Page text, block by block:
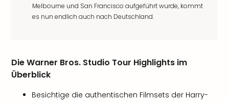
Melbourne und San Francisco aufgeführt wurde, kommt
es nun endlich auch nach Deutschland.
Die Warner Bros. Studio Tour Highlights im
Überblick
Besichtige die authentischen Filmsets der Harry-